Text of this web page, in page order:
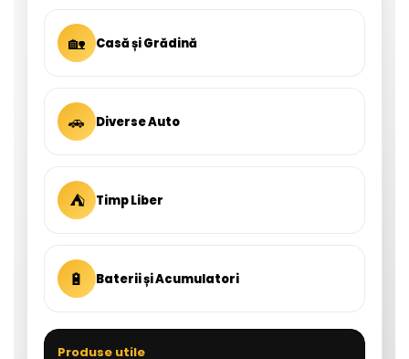
🏡 Casă și Grădină
🚗 Diverse Auto
⛺ Timp Liber
🔋 Baterii și Acumulatori
Produse utile